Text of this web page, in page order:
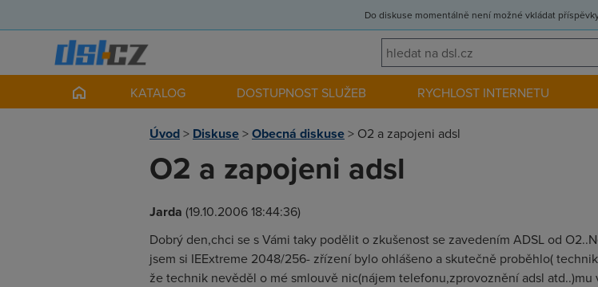
Do diskuse momentálně není možné vkládat
KATALOG DOSTUPNOST SLUŽEB RYCHLOST INTERNETU
Úvod> Diskuse>Obecná diskuse> O2 a zapojeni adsl
O2 a zapojeni adsl
Jarda (19.10.2006 18:44:36)
Dobrý den,chci se s Vámi taky podělit o zkušenost se zavedením ADSL od
jsem si IEExtreme 2048/256- zřízení bylo ohlášeno a skutečně proběhlo(
že technik nevěděl o mé smlouvě nic(nájem telefonu,zprovoznění adsl